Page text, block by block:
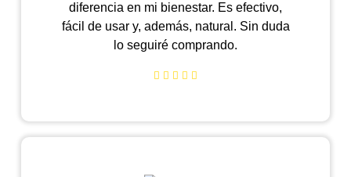
diferencia en mi bienestar. Es efectivo,
fácil de usar y, además, natural. Sin duda
lo seguiré comprando.